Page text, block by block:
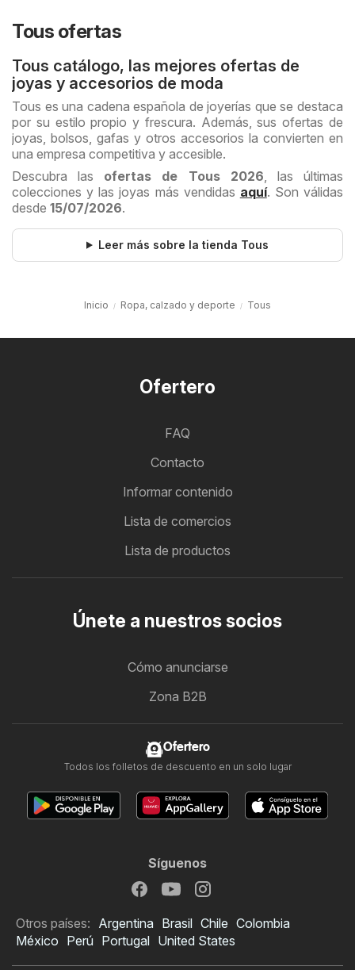
Tous ofertas
Tous catálogo, las mejores ofertas de
joyas y accesorios de moda
Tous es una cadena española de joyerías que se destaca
por su estilo propio y frescura. Además, sus ofertas de
joyas, bolsos, gafas y otros accesorios la convierten en
una empresa competitiva y accesible.
Descubra las ofertas de Tous 2026, las últimas
colecciones y las joyas más vendidas aquí. Son válidas
desde 15/07/2026.
Leer más sobre la tienda Tous
Inicio Ropa, calzado y deporte Tous
Ofertero
FAQ
Contacto
Informar contenido
Lista de comercios
Lista de productos
Únete a nuestros socios
Cómo anunciarse
Zona B2B
Ofertero
Todos los folletos de descuento en un solo lugar
Síguenos
Otros países: Argentina Brasil Chile Colombia
México Perú Portugal United States